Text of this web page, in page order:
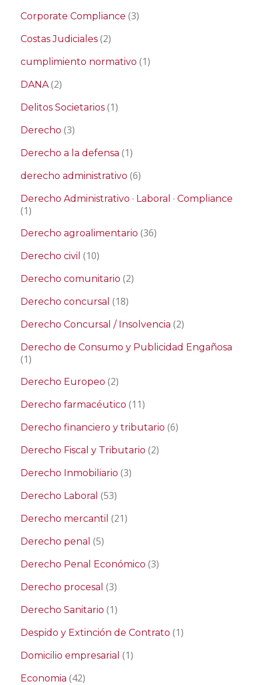
Corporate Compliance (3)
Costas Judiciales (2)
cumplimiento normativo (1)
DANA(2)
Delitos Societarios (1)
Derecho (3)
Derecho a la defensa (1)
derecho administrativo (6)
Derecho Administrativo · Laboral · Compliance
(1)
Derecho agroalimentario (36)
Derecho civil (10)
Derecho comunitario (2)
Derecho concursal (18)
Derecho Concursal / Insolvencia (2)
Derecho de Consumo y Publicidad Engañosa
(1)
Derecho Europeo (2)
Derecho farmacéutico (11)
Derecho financiero y tributario (6)
Derecho Fiscal y Tributario (2)
Derecho Inmobiliario (3)
Derecho Laboral (53)
Derecho mercantil (21)
Derecho penal (5)
Derecho Penal Económico (3)
Derecho procesal (3)
Derecho Sanitario (1)
Despido y Extinción de Contrato (1)
Domicilio empresarial (1)
Economia (42)